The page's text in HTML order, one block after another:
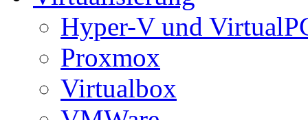
Hyper-V und
Proxmox
Virtualbox